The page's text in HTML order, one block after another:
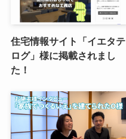
住宅情報サイト「イエタテ
ログ」様に掲載されまし
た！